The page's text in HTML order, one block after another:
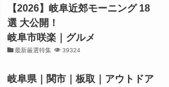
【2026】岐阜近郊モーニング 18
選 大公開！
岐阜市咲楽｜グルメ
最新厳選特集 39324
岐阜県｜関市｜板取｜アウトドア